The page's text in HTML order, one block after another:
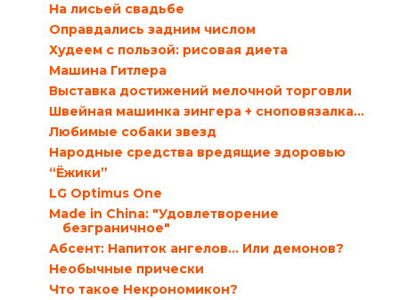
На лисьей свадьбе
Оправдались задним числом
Худеем с пользой: рисовая диета
Машина Гитлера
Выставка достижений мелочной торговли
Швейная машинка зингера + сноповязалка...
Любимые собаки звезд
Народные средства вредящие здоровью
“Ёжики”
LG Optimus One
Мade in China: "Удовлетворение
безграничное"
Абсент: Напиток ангелов… Или демонов?
Необычные прически
Что такое Некрономикон?